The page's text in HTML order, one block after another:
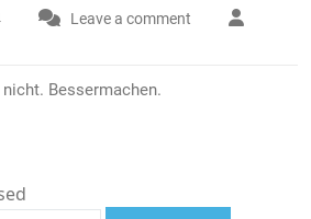
Leave a comment
Bessermachen.